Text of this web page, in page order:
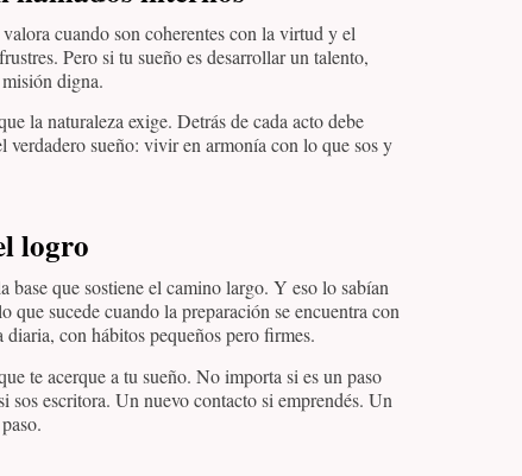
cuando son coherentes con la virtud y el
Pero si tu sueño es desarrollar un talento,
digna.
la naturaleza exige. Detrás de cada acto debe
verdadero sueño: vivir en armonía con lo que sos y
logro
que sostiene el camino largo. Y eso lo sabían
que sucede cuando la preparación se encuentra con
con hábitos pequeños pero firmes.
te acerque a tu sueño. No importa si es un paso
sos escritora. Un nuevo contacto si emprendés. Un